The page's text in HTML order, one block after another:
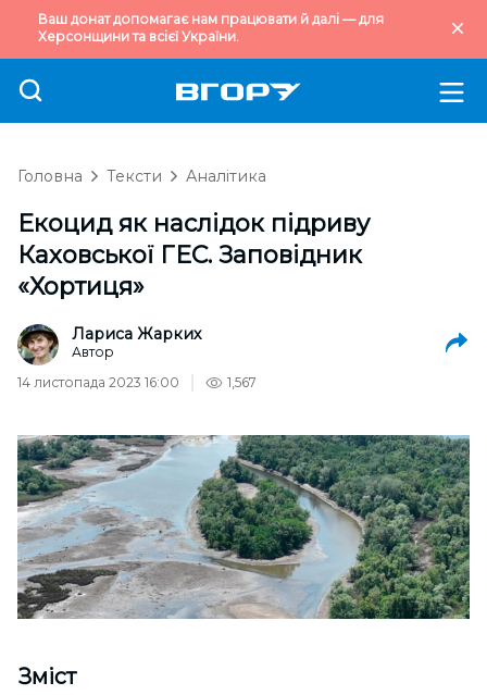
Ваш донат допомагає нам працювати й далі — для
Херсонщини та всієї України.
Головна Тексти Аналітика
Екоцид як наслідок підриву
Каховської ГЕС. Заповідник
«Хортиця»
Лариса Жарких
Автор
14 листопада 2023 16:00
1,567
Зміст